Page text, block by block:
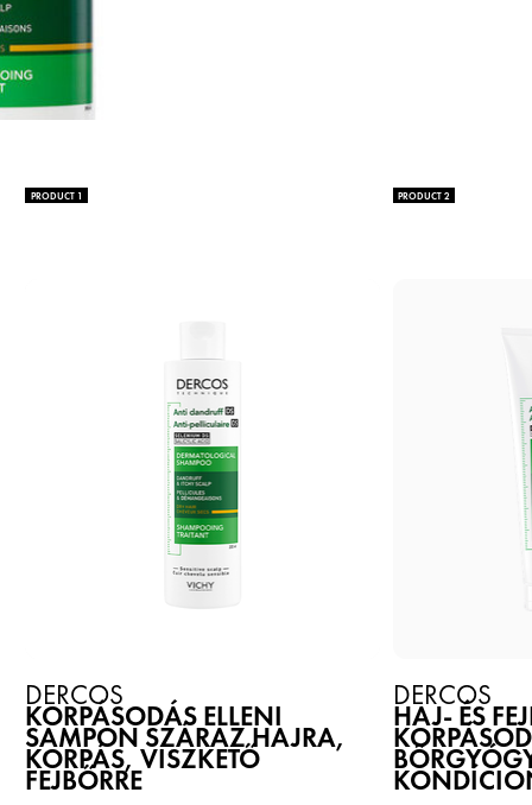
PRODUCT 1
DERCOS
KORPÁSODÁS ELLENI
SAMPON SZÁRAZ HAJRA,
KORPÁS, VISZKETŐ
FEJBŐRRE
PRODUCT 2
DERCOS
HAJ- ÉS